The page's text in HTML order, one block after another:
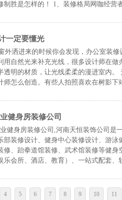
制胜是怎样的！ 1、装修格局网咖经营
一定要懂光
洒进来的时候你会发现，办公室装修
用自然光来补充光线，很多设计师在
透明的材质，让光线柔柔的漫进室内
师怎么创造。有些人拍照喜欢在树影
健身房装修公司
健身房装修公司,河南天恒装饰公司是
部装修设计、健身中心装修设计、游
修、跆拳道馆装修、武术馆装修等健
乐会所、酒店、教育）、一站式配套
4 5 6 7 8 9 10 11